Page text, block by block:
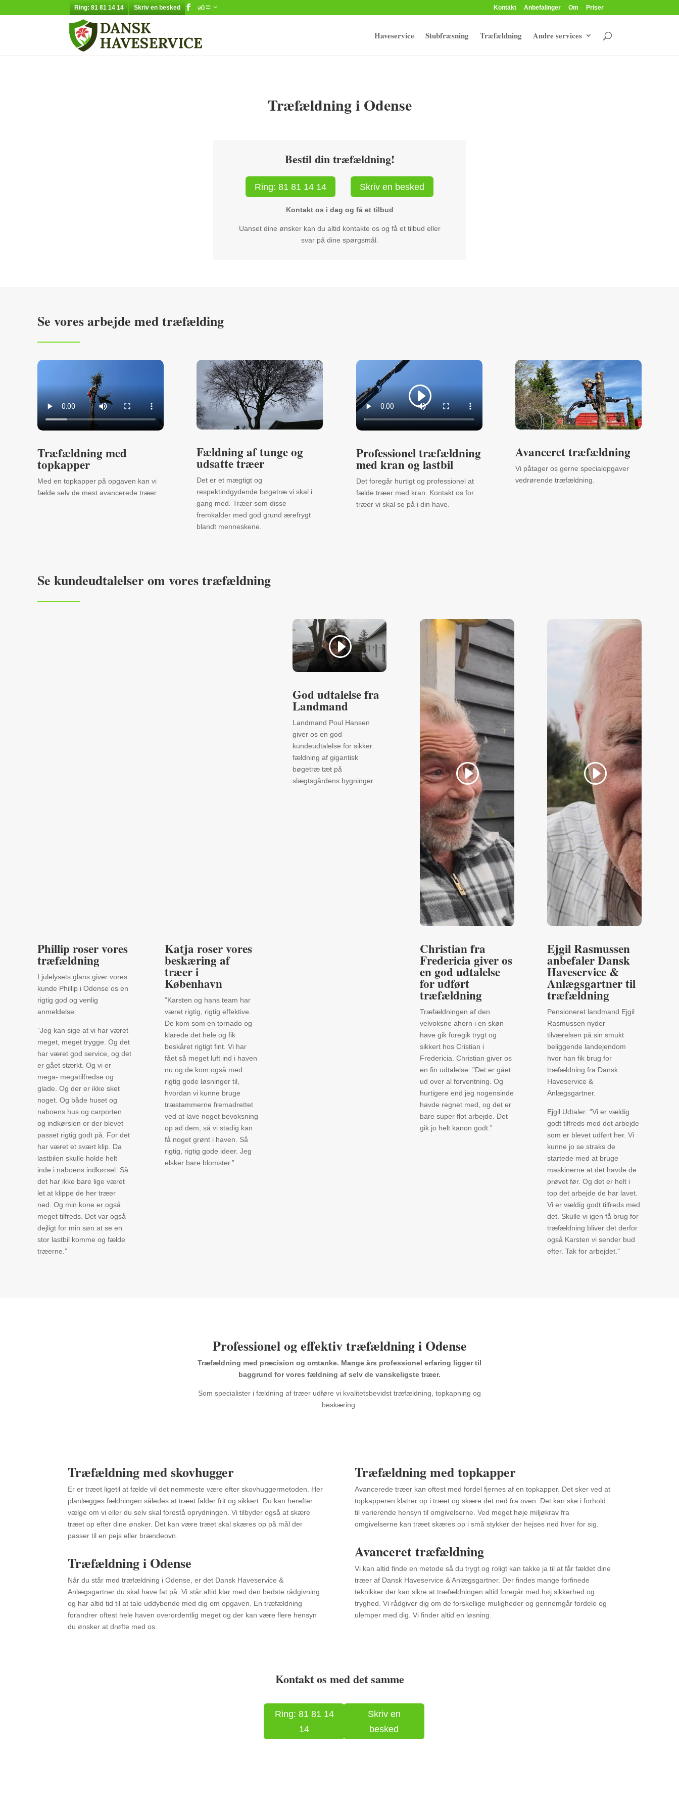
Kontakt Anbefalinger Om Priser
Ring: 81 81 14 14 Skriv en besked
Haveservice Stubfræsning Træfældning Andre services
Træfældning i Odense
Bestil din træfældning!
Ring: 81 81 14 14 Skriv en besked
Kontakt os i dag og få et tilbud
Uanset dine ønsker kan du altid kontakte os og få et tilbud eller
svar på dine spørgsmål.
Se vores arbejde med træfælding
Træfældning med
topkapper
Med en topkapper på opgaven kan vi
fælde selv de mest avancerede træer.
Fældning af tunge og
udsatte træer
Det er et mægtigt og
respektindgydende bøgetræ vi skal i
gang med. Træer som disse
fremkalder med god grund ærefrygt
blandt menneskene.
Professionel træfældning
med kran og lastbil
Det foregår hurtigt og professionel at
fælde træer med kran. Kontakt os for
træer vi skal se på i din have.
Avanceret træfældning
Vi påtager os gerne specialopgaver
vedrørende træfældning.
Se kundeudtalelser om vores træfældning
Phillip roser vores
træfældning
I julelysets glans giver vores
kunde Phillip i Odense os en
rigtig god og venlig
anmeldelse:
”Jeg kan sige at vi har været
meget, meget trygge. Og det
har været god service, og det
er gået stærkt. Og vi er
mega- megatilfredse og
glade. Og der er ikke sket
noget. Og både huset og
naboens hus og carporten
og indkørslen er der blevet
passet rigtig godt på. For det
har været et svært klip. Da
lastbilen skulle holde helt
inde i naboens indkørsel. Så
det har ikke bare lige været
let at klippe de her træer
ned. Og min kone er også
meget tilfreds. Det var også
dejligt for min søn at se en
stor lastbil komme og fælde
træerne.”
Katja roser vores
beskæring af
træer i
København
”Karsten og hans team har
været rigtig, rigtig effektive.
De kom som en tornado og
klarede det hele og fik
beskåret rigtigt fint. Vi har
fået så meget luft ind i haven
nu og de kom også med
rigtig gode løsninger til,
hvordan vi kunne bruge
træstammerne fremadrettet
ved at lave noget bevoksning
op ad dem, så vi stadig kan
få noget grønt i haven. Så
rigtig, rigtig gode ideer. Jeg
elsker bare blomster.”
God udtalelse fra
Landmand
Landmand Poul Hansen
giver os en god
kundeudtalelse for sikker
fældning af gigantisk
bøgetræ tæt på
slægtsgårdens bygninger.
Christian fra
Fredericia giver os
en god udtalelse
for udført
træfældning
Træfældningen af den
velvoksne ahorn i en skøn
have gik foregik trygt og
sikkert hos Cristian i
Fredericia. Christian giver os
en fin udtalelse: ”Det er gået
ud over al forventning. Og
hurtigere end jeg nogensinde
havde regnet med, og det er
bare super flot arbejde. Det
gik jo helt kanon godt.”
Ejgil Rasmussen
anbefaler Dansk
Haveservice &
Anlægsgartner til
træfældning
Pensioneret landmand Ejgil
Rasmussen nyder
tilværelsen på sin smukt
beliggende landejendom
hvor han fik brug for
træfældning fra Dansk
Haveservice &
Anlægsgartner.
Ejgil Udtaler: "Vi er vældig
godt tilfreds med det arbejde
som er blevet udført her. Vi
kunne jo se straks de
startede med at bruge
maskinerne at det havde de
prøvet før. Og det er helt i
top det arbejde de har lavet.
Vi er vældig godt tilfreds med
det. Skulle vi igen få brug for
træfældning bliver det derfor
også Karsten vi sender bud
efter. Tak for arbejdet."
Professionel og effektiv træfældning i Odense
Træfældning med præcision og omtanke. Mange års professionel erfaring ligger til
baggrund for vores fældning af selv de vanskeligste træer.
Som specialister i fældning af træer udføre vi kvalitetsbevidst træfældning, topkapning og
beskæring.
Træfældning med skovhugger
Er er træet ligetil at fælde vil det nemmeste være efter skovhuggermetoden. Her
planlægges fældningen således at træet falder frit og sikkert. Du kan herefter
vælge om vi eller du selv skal forestå oprydningen. Vi tilbyder også at skære
træet op efter dine ønsker. Det kan være træet skal skæres op på mål der
passer til en pejs eller brændeovn.
Træfældning i Odense
Når du står med træfældning i Odense, er det Dansk Haveservice &
Anlægsgartner du skal have fat på. Vi står altid klar med den bedste rådgivning
og har altid tid til at tale uddybende med dig om opgaven. En træfældning
forandrer oftest hele haven overordentlig meget og der kan være flere hensyn
du ønsker at drøfte med os.
Træfældning med topkapper
Avancerede træer kan oftest med fordel fjernes af en topkapper. Det sker ved at
topkapperen klatrer op i træet og skære det ned fra oven. Det kan ske i forhold
til varierende hensyn til omgivelserne. Ved meget høje miljøkrav fra
omgivelserne kan træet skæres op i små stykker der hejses ned hver for sig.
Avanceret træfældning
Vi kan altid finde en metode så du trygt og roligt kan takke ja til at får fældet dine
træer af Dansk Haveservice & Anlægsgartner. Der findes mange forfinede
teknikker der kan sikre at træfældningen altid foregår med høj sikkerhed og
tryghed. Vi rådgiver dig om de forskellige muligheder og gennemgår fordele og
ulemper med dig. Vi finder altid en løsning.
Kontakt os med det samme
Ring: 81 81 14
14
Skriv en
besked